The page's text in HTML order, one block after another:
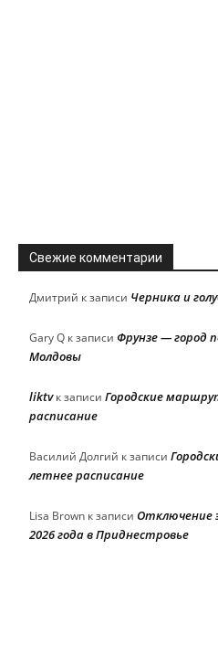
Свежие комментарии
Дмитрий к записи Черника и
Gary Q к записи Фрунзе — город
Молдовы
liktvк записи Городские
расписание
Василий Долгий к записи
летнее расписание
Lisa Brown к записи Отключение
2026 года в Приднестровье